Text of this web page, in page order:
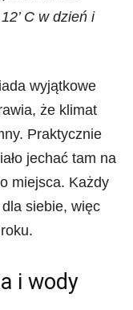
C w dzień i
wyjątkowe
że klimat
Praktycznie
jechać tam na
miejsca. Każdy
siebie, więc
i wody